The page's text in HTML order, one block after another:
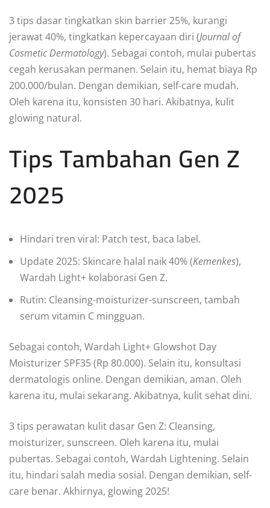
3 tips dasar tingkatkan skin barrier 25%, kurangi
jerawat 40%, tingkatkan kepercayaan diri (Journal of
Cosmetic Dermatology). Sebagai contoh, mulai pubertas
cegah kerusakan permanen. Selain itu, hemat biaya Rp
200.000/bulan. Dengan demikian, self-care mudah.
Oleh karena itu, konsisten 30 hari. Akibatnya, kulit
glowing natural.
Tips Tambahan Gen Z
2025
Hindari tren viral: Patch test, baca label.
Update 2025: Skincare halal naik 40% (Kemenkes),
Wardah Light+ kolaborasi Gen Z.
Rutin: Cleansing-moisturizer-sunscreen, tambah
serum vitamin C mingguan.
Sebagai contoh, Wardah Light+ Glowshot Day
Moisturizer SPF35 (Rp 80.000). Selain itu, konsultasi
dermatologis online. Dengan demikian, aman. Oleh
karena itu, mulai sekarang. Akibatnya, kulit sehat dini.
3 tips perawatan kulit dasar Gen Z: Cleansing,
moisturizer, sunscreen. Oleh karena itu, mulai
pubertas. Sebagai contoh, Wardah Lightening. Selain
itu, hindari salah media sosial. Dengan demikian, self-
care benar. Akhirnya, glowing 2025!